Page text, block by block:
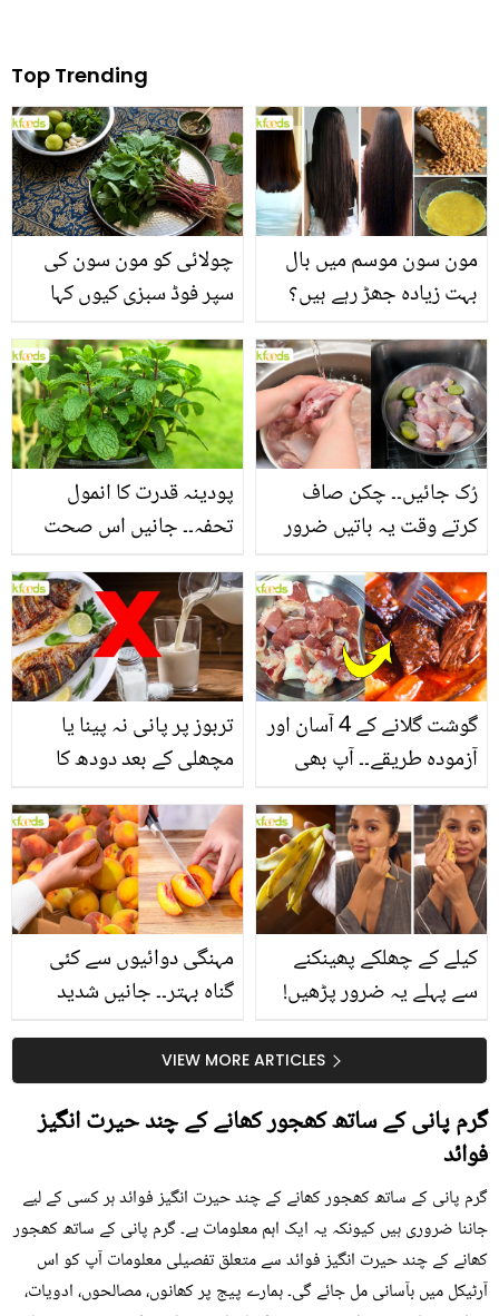
Top Trending
چولائی کو مون سون کی
سپر فوڈ سبزی کیوں کہا
منرلز اور اینٹی آکسیڈنٹس
سے بھرپور اس سبزی کے
فائدے
مون سون موسم میں بال
بہت زیادہ جھڑ رہے ہیں؟
بنانے کے چند قدرتی طریقے
پودینہ قدرت کا انمول
تحفہ۔۔ جانیں اس صحت
انگیز طبی فوائد
رُک جائیں۔۔ چکن صاف
کرتے وقت یہ باتیں ضرور
تربوز پر پانی نہ پینا یا
مچھلی کے بعد دودھ کا
سے متعلق غلط فہمیوں کی
حقیقت کیا ہے اور افواہ
کیا؟
گوشت گلانے کے 4 آسان اور
آزمودہ طریقے۔۔ آپ بھی
بتائے راز
مہنگی دوائیوں سے کئی
گناہ بہتر۔۔ جانیں شدید
کیوں کھانا چاہیے؟
کیلے کے چھلکے پھینکنے
سے پہلے یہ ضرور پڑھیں!
سستا اور قدرتی حلVIEW MORE ARTICLES
گرم پانی کے ساتھ کھجور کھانے کے چند حیرت انگیز
فوائد
گرم پانی کے ساتھ کھجور کھانے کے چند حیرت انگیز فوائد ہر کسی کے لیے
جاننا ضروری ہیں کیونکہ یہ ایک اہم معلومات ہے۔ گرم پانی کے ساتھ کھجور
کھانے کے چند حیرت انگیز فوائد سے متعلق تفصیلی معلومات آپ کو اس
آرٹیکل میں بآسانی مل جائے گی۔ ہمارے پیج پر کھانوں، مصالحوں، ادویات،